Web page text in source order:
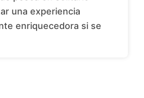
una experiencia
enriquecedora si se